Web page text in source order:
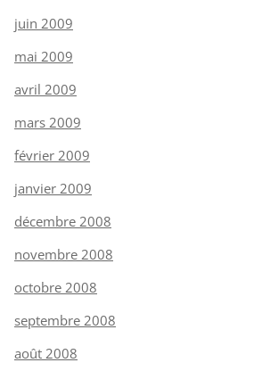
juin 2009
mai 2009
avril 2009
mars 2009
février 2009
janvier 2009
décembre 2008
novembre 2008
octobre 2008
septembre 2008
août 2008